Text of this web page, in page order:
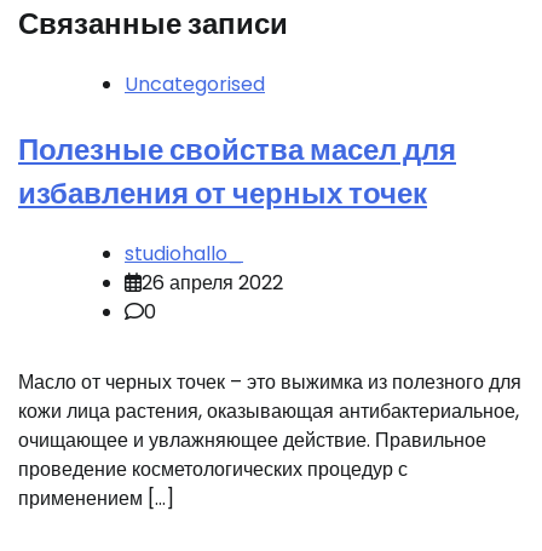
Связанные записи
Uncategorised
Полезные свойства масел для
избавления от черных точек
studiohallo_
26 апреля 2022
0
Масло от черных точек – это выжимка из полезного для
кожи лица растения, оказывающая антибактериальное,
очищающее и увлажняющее действие. Правильное
проведение косметологических процедур с
применением […]